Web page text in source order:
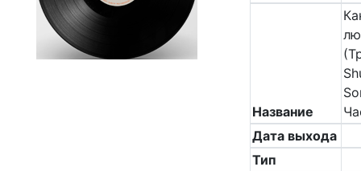
Название
Дата выхода
Тип